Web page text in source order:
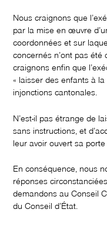
Nous craignons que
par la mise en œuvre
coordonnées et sur
concernés n’ont pas été
craignons enfin que
« laisser des enfants à
injonctions cantonales.
N’est-il pas étrange de
sans instructions, et
leur avoir ouvert sa porte
En conséquence, nous
réponses
demandons au Conseil
du Conseil d’État.